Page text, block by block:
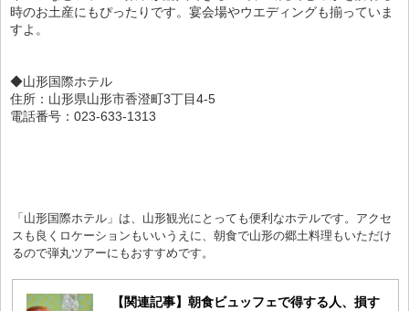
時のお土産にもぴったりです。宴会場やウエディングも揃っていま
すよ。
◆山形国際ホテル
住所：山形県山形市香澄町3丁目4-5
電話番号：023-633-1313
「山形国際ホテル」は、山形観光にとっても便利なホテルです。アクセ
スも良くロケーションもいいうえに、朝食で山形の郷土料理もいただけ
るので弾丸ツアーにもおすすめです。
【関連記事】朝食ビュッフェで得する人、損す